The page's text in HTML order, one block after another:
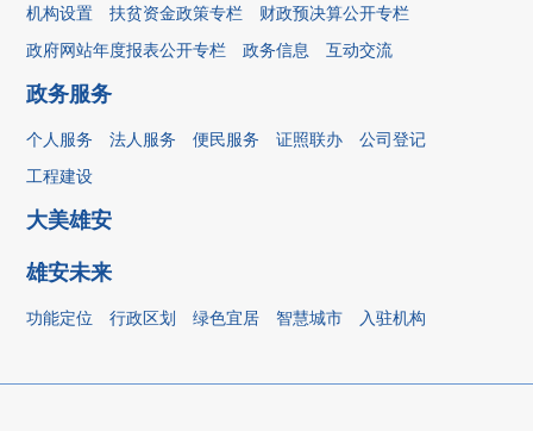
机构设置 扶贫资金政策专栏
财政预决算公开专栏
政府网站年度报表公开专栏
政务信息 互动交流
政务服务
个人服务 法人服务 便民服务 证照联办
公司登记
工程建设
大美雄安
雄安未来
功能定位 行政区划 绿色宜居 智慧城市 入驻机构